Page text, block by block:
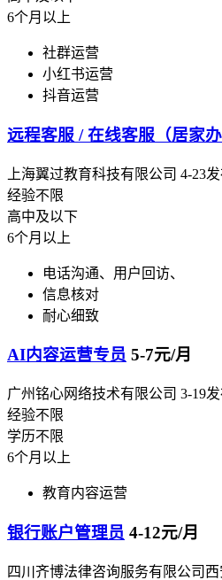
6个月以上
社群运营
小红书运营
抖音运营
远程客服 / 在线客服（居家办
上海翼过教育科技有限公司 4-23
经验不限
高中及以下
6个月以上
电话沟通、用户回访、
信息核对
耐心细致
AI内容运营专员 5-7元/月
广州铭心网络技术有限公司 3-19
经验不限
学历不限
6个月以上
教育内容运营
银行账户管理员 4-12元/月
四川齐博法律咨询服务有限公司西